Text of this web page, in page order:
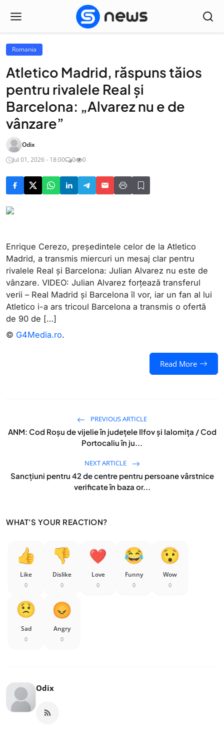
Romania
Atletico Madrid, răspuns tăios
pentru rivalele Real și
Barcelona: „Alvarez nu e de
vânzare”
Odix
Jul 01, 2026 - 18:00
0 0
Enrique Cerezo, președintele celor de la Atletico
Madrid, a transmis miercuri un mesaj clar pentru
rivalele Real și Barcelona: Julian Alvarez nu este de
vânzare. VIDEO: Julian Alvarez forțează transferul
verii – Real Madrid și Barcelona îl vor, iar un fan al lui
Atletico i-a ars tricoul Barcelona a transmis o ofertă
de 90 de […]
© G4Media.ro.
Read More
PREVIOUS ARTICLE
ANM: Cod Roșu de vijelie în județele Ilfov și Ialomița / Cod
Portocaliu în ju...
NEXT ARTICLE
Sancţiuni pentru 42 de centre pentru persoane vârstnice
verificate în baza or...
WHAT'S YOUR REACTION?
Like
0
Dislike
0
Love
0
Funny
0
Wow
0
Sad
0
Angry
0
Odix